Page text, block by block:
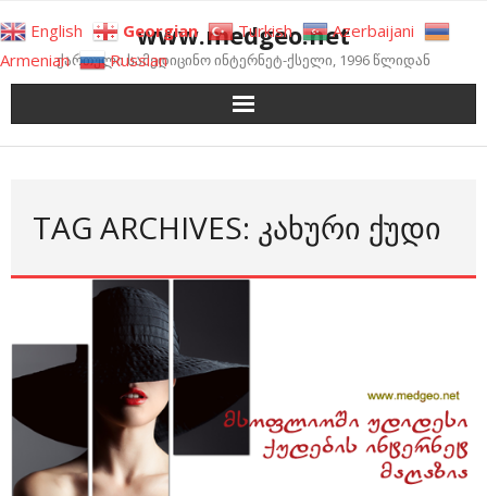
to
content
www.medgeo.net
ქართული სამედიცინო ინტერნეტ-ქსელი, 1996 წლიდან
TAG ARCHIVES: ᲙᲐᲮᲣᲠᲘ ᲥᲣᲓᲘ
English Georgian Turkish
Azerbaijani
Armenian
Russian